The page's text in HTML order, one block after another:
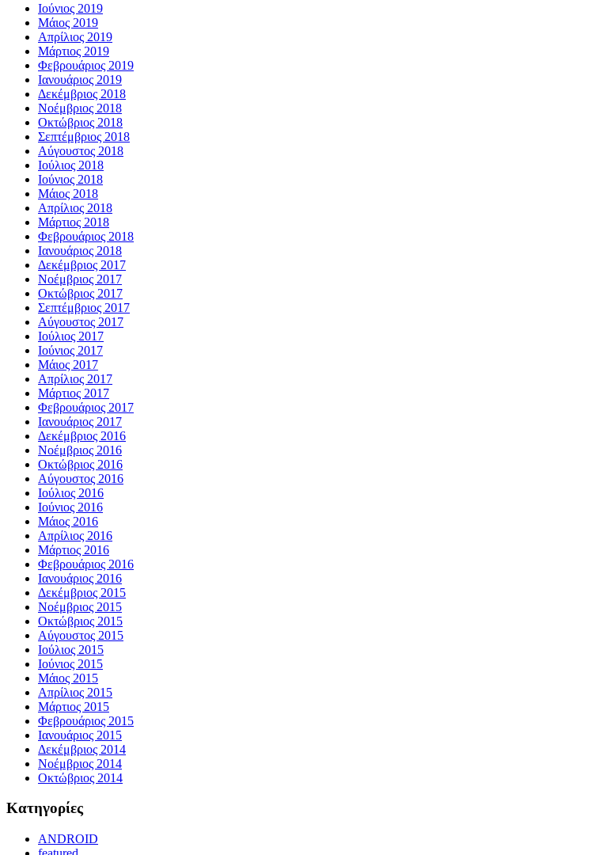
Ιούνιος 2019
Μάιος 2019
Απρίλιος 2019
Μάρτιος 2019
Φεβρουάριος 2019
Ιανουάριος 2019
Δεκέμβριος 2018
Νοέμβριος 2018
Οκτώβριος 2018
Σεπτέμβριος 2018
Αύγουστος 2018
Ιούλιος 2018
Ιούνιος 2018
Μάιος 2018
Απρίλιος 2018
Μάρτιος 2018
Φεβρουάριος 2018
Ιανουάριος 2018
Δεκέμβριος 2017
Νοέμβριος 2017
Οκτώβριος 2017
Σεπτέμβριος 2017
Αύγουστος 2017
Ιούλιος 2017
Ιούνιος 2017
Μάιος 2017
Απρίλιος 2017
Μάρτιος 2017
Φεβρουάριος 2017
Ιανουάριος 2017
Δεκέμβριος 2016
Νοέμβριος 2016
Οκτώβριος 2016
Αύγουστος 2016
Ιούλιος 2016
Ιούνιος 2016
Μάιος 2016
Απρίλιος 2016
Μάρτιος 2016
Φεβρουάριος 2016
Ιανουάριος 2016
Δεκέμβριος 2015
Νοέμβριος 2015
Οκτώβριος 2015
Αύγουστος 2015
Ιούλιος 2015
Ιούνιος 2015
Μάιος 2015
Απρίλιος 2015
Μάρτιος 2015
Φεβρουάριος 2015
Ιανουάριος 2015
Δεκέμβριος 2014
Νοέμβριος 2014
Οκτώβριος 2014
Kατηγορίες
ANDROID